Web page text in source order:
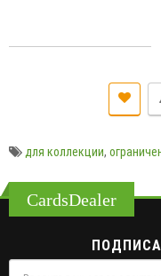
для коллекции,
CardsDealer